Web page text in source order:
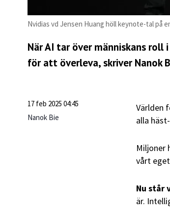
Nvidias vd Jensen Huang höll keynote-tal på
När AI tar över människans
för att överleva, skriver Nanok
17 feb 2025 04:45
Nanok Bie
Världen
alla
Miljoner
vårt
Nu står
är.